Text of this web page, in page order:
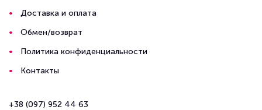
Доставка и оплата
Обмен/возврат
Политика конфиденциальности
Контакты
+38 (097) 952 44 63